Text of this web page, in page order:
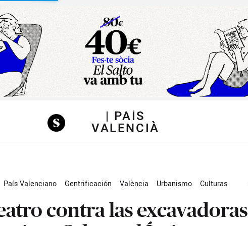
| PAÍS
VALENCIÀ
País Valenciano Gentrificación València Urbanismo
Culturas
contra las excavadoras